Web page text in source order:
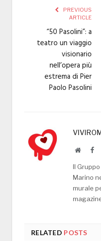
PREVIOUS
ARTICLE
“50 Pasolini”: a
teatro un viaggio
visionario
nell’opera più
estrema di Pier
Paolo Pasolini
Website
Il
Marino
murale
RELATED POSTS